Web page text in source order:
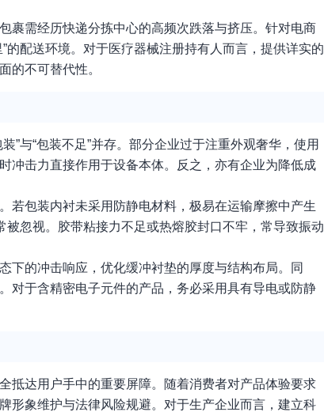
裹需经历快递分拣中心的高频次跌落与挤压。针对电商
配送环境。对于医疗器械注册持有人而言，提供详实的
的不可替代性。
”与“包装不足”并存。部分企业过于注重外观奢华，使用
冲击力直接作用于设备本体。反之，亦有企业为降低成
若包装内衬未采用防静电材料，极易在运输摩擦中产生
忽视。胶带粘接力不足或热熔胶封口不牢，常导致振动
下的冲击响应，优化缓冲衬垫的厚度与结构布局。同
对于含精密电子元件的产品，务必采用具有导电或防静
抵达用户手中的重要屏障。随着消费者对产品体验要求
形象维护与法律风险规避。对于生产企业而言，建立科